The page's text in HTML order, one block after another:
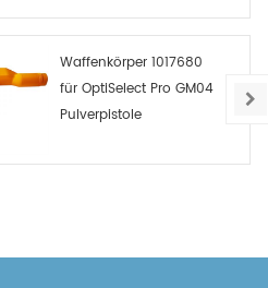
Waffenkörper 1017680
für OptiSelect Pro GM04
Pulverpistole